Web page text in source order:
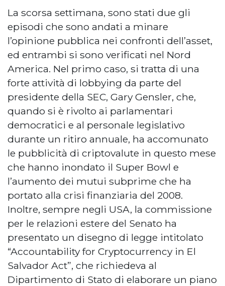
La scorsa settimana, sono stati due gli
episodi che sono andati a minare
l’opinione pubblica nei confronti dell’asset,
ed entrambi si sono verificati nel Nord
America. Nel primo caso, si tratta di una
forte attività di lobbying da parte del
presidente della SEC, Gary Gensler, che,
quando si è rivolto ai parlamentari
democratici e al personale legislativo
durante un ritiro annuale, ha accomunato
le pubblicità di criptovalute in questo mese
che hanno inondato il Super Bowl e
l’aumento dei mutui subprime che ha
portato alla crisi finanziaria del 2008.
Inoltre, sempre negli USA, la commissione
per le relazioni estere del Senato ha
presentato un disegno di legge intitolato
“Accountability for Cryptocurrency in El
Salvador Act”, che richiedeva al
Dipartimento di Stato di elaborare un piano